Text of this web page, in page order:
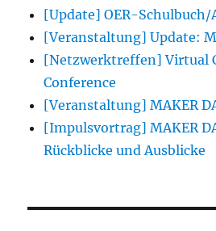
[Update] OER-Schulbuch/
[Veranstaltung] Update:
[Netzwerktreffen] Virtual
Conference
[Veranstaltung] MAKER
[Impulsvortrag] MAKER
Rückblicke und Ausblicke